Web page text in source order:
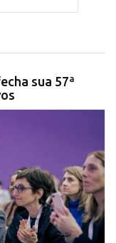
sua 57ª